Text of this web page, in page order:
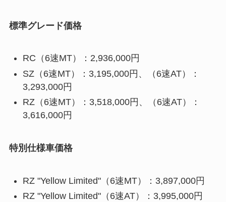
標準グレード価格
RC（6速MT）：2,936,000円
SZ（6速MT）：3,195,000円、（6速AT）：
3,293,000円
RZ（6速MT）：3,518,000円、（6速AT）：
3,616,000円
特別仕様車価格
RZ "Yellow Limited"（6速MT）：3,897,000円
RZ "Yellow Limited"（6速AT）：3,995,000円